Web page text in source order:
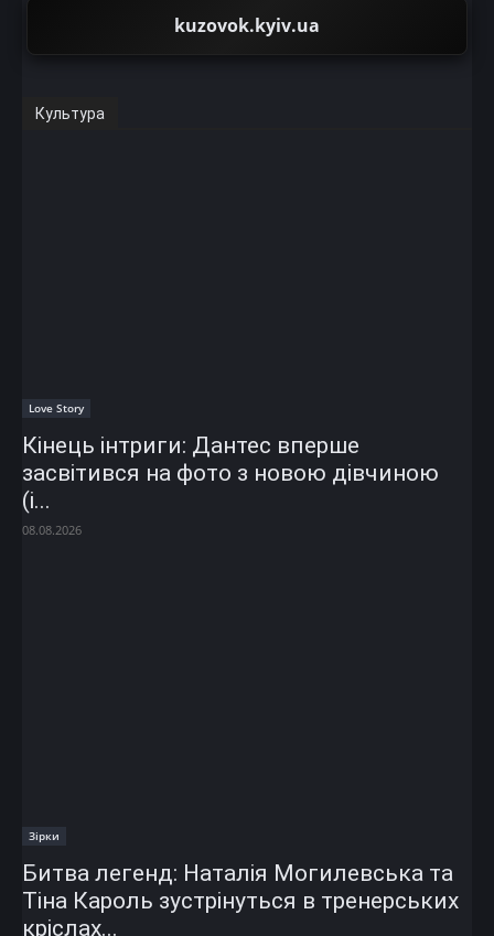
kuzovok.kyiv.ua
Культура
Love Story
Кінець інтриги: Дантес вперше
засвітився на фото з новою дівчиною
(і...
08.08.2026
Зірки
Битва легенд: Наталія Могилевська та
Тіна Кароль зустрінуться в тренерських
кріслах...